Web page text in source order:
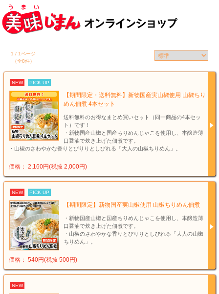
1 / 1ページ
（全8件）
NEW PICK UP
【期間限定・送料無料】新物国産実山椒使用 山椒ちり
めん佃煮 4本セット
送料無料のお得なまとめ買いセット（同一商品の4本セッ
ト）です！
・新物国産山椒と国産ちりめんじゃこを使用し、本醸造薄
口醤油で炊き上げた佃煮です。
・山椒のさわやかな香りとぴりりとしびれる「大人の山椒ちりめん」。
価格： 2,160円(税抜 2,000円)
NEW PICK UP
【期間限定】新物国産実山椒使用 山椒ちりめん佃煮
・新物国産山椒と国産ちりめんじゃこを使用し、本醸造薄
口醤油で炊き上げた佃煮です。
・山椒のさわやかな香りとぴりりとしびれる「大人の山椒
ちりめん」。
価格： 540円(税抜 500円)
NEW